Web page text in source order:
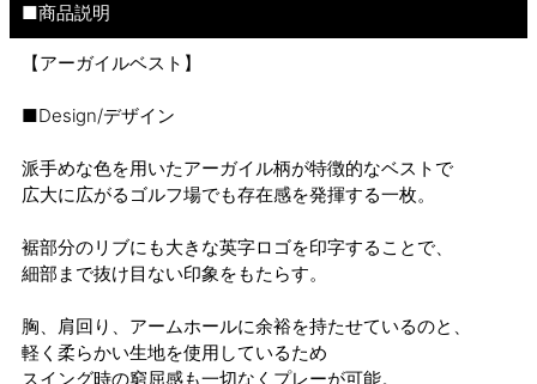
■商品説明
【アーガイルベスト】
■Design/デザイン
派手めな色を用いたアーガイル柄が特徴的なベストで
広大に広がるゴルフ場でも存在感を発揮する一枚。
裾部分のリブにも大きな英字ロゴを印字することで、
細部まで抜け目ない印象をもたらす。
胸、肩回り、アームホールに余裕を持たせているのと、
軽く柔らかい生地を使用しているため
スイング時の窮屈感も一切なくプレーが可能。